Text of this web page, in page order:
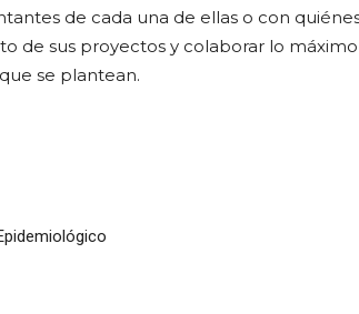
de cada una de ellas o con
de sus proyectos y colaborar lo
se plantean.